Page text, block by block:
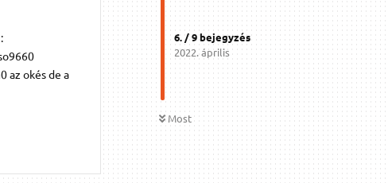
6. /9bejegyzés
2022. április
Most
az okés de a